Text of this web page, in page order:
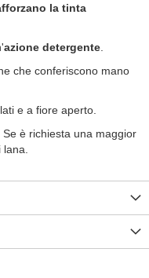
la tinta
azione detergente
che conferiscono mano
e a fiore aperto.
è richiesta una maggior